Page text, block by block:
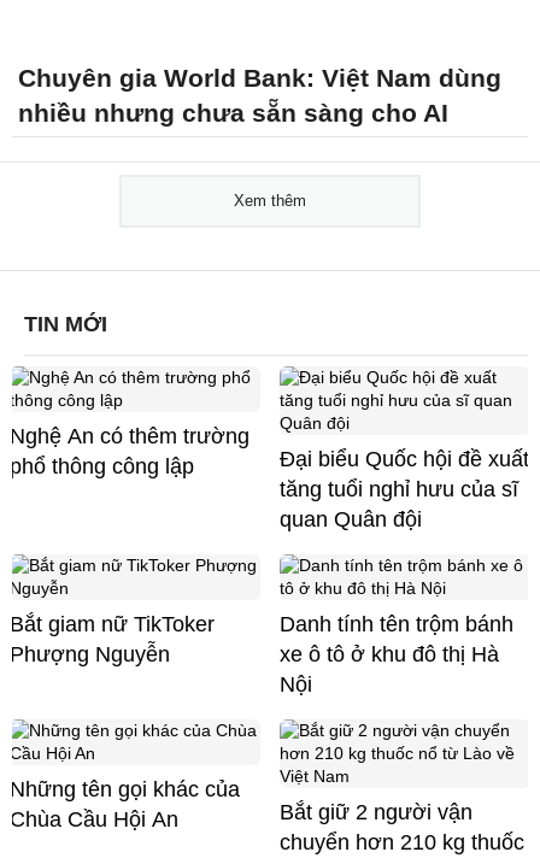
Chuyên gia World Bank: Việt Nam dùng
nhiều nhưng chưa sẵn sàng cho AI
Xem thêm
TIN MỚI
Nghệ An có thêm trường
phổ thông công lập
Đại biểu Quốc hội đề xuất
tăng tuổi nghỉ hưu của sĩ
quan Quân đội
Bắt giam nữ TikToker
Phượng Nguyễn
Danh tính tên trộm bánh
xe ô tô ở khu đô thị Hà
Nội
Những tên gọi khác của
Chùa Cầu Hội An
Bắt giữ 2 người vận
chuyển hơn 210 kg thuốc